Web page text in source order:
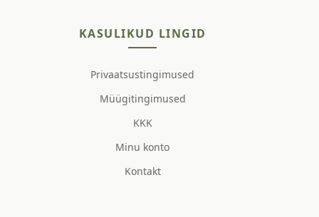
KASULIKUD LINGID
Privaatsustingimused
Müügitingimused
KKK
Minu konto
Kontakt